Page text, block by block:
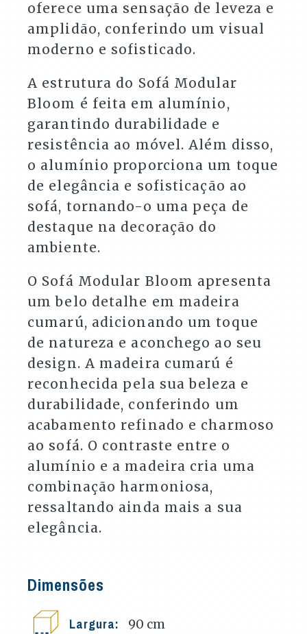
oferece uma sensação de leveza e
amplidão, conferindo um visual
moderno e sofisticado.
A estrutura do Sofá Modular
Bloom é feita em alumínio,
garantindo durabilidade e
resistência ao móvel. Além disso,
o alumínio proporciona um toque
de elegância e sofisticação ao
sofá, tornando-o uma peça de
destaque na decoração do
ambiente.
O Sofá Modular Bloom apresenta
um belo detalhe em madeira
cumarú, adicionando um toque
de natureza e aconchego ao seu
design. A madeira cumarú é
reconhecida pela sua beleza e
durabilidade, conferindo um
acabamento refinado e charmoso
ao sofá. O contraste entre o
alumínio e a madeira cria uma
combinação harmoniosa,
ressaltando ainda mais a sua
elegância.
Dimensões
Largura: 90 cm